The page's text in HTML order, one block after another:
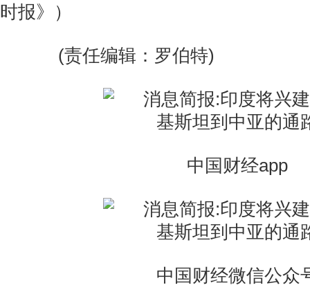
时报》）
(责任编辑：罗伯特)
中国财经app
中国财经微信公众